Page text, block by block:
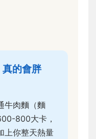
的會胖
牛肉麵（麵
800大卡，
上你整天熱量